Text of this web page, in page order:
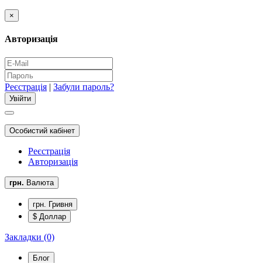
×
Авторизація
Реєстрація | Забули пароль?
Особистий кабінет
Реєстрація
Авторизація
грн. Валюта
грн. Гривня
$ Доллар
Закладки (0)
Блог